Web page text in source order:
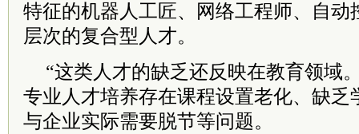
特征的机器人工匠、网络工程师、自动
层次的复合型人才。
“这类人才的缺乏还反映在教育领域
专业人才培养存在课程设置老化、缺乏
与企业实际需要脱节等问题。